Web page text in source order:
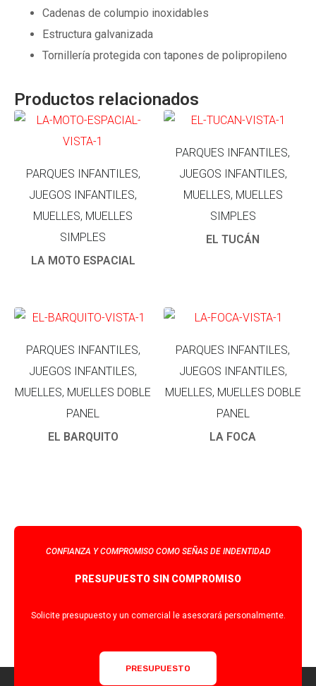
Cadenas de columpio inoxidables
Estructura galvanizada
Tornillería protegida con tapones de polipropileno
Productos relacionados
PARQUES INFANTILES,
JUEGOS INFANTILES,
MUELLES, MUELLES
SIMPLES
LA MOTO ESPACIAL
PARQUES INFANTILES,
JUEGOS INFANTILES,
MUELLES, MUELLES
SIMPLES
EL TUCÁN
PARQUES INFANTILES,
JUEGOS INFANTILES,
MUELLES, MUELLES DOBLE
PANEL
EL BARQUITO
PARQUES INFANTILES,
JUEGOS INFANTILES,
MUELLES, MUELLES DOBLE
PANEL
LA FOCA
CONFIANZA Y COMPROMISO COMO SEÑAS DE INDENTIDAD
PRESUPUESTO SIN COMPROMISO
Solicite presupuesto y un comercial le asesorará personalmente.
PRESUPUESTO